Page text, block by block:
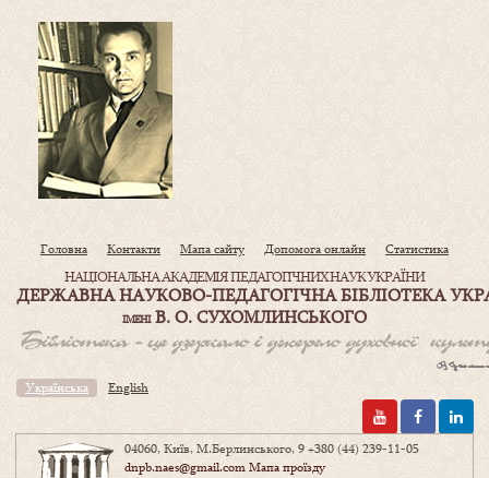
Головна Контакти Мапа сайту Допомога онлайн Статистика
НАЦІОНАЛЬНА АКАДЕМІЯ ПЕДАГОГІЧНИХ НАУК УКРАЇНИ
ДЕРЖАВНА НАУКОВО-ПЕДАГОГІЧНА БІБЛІОТЕКА
ІМЕНІВ. О. СУХОМЛИНСЬКОГО
Українська English
04060, Київ, М.Берлинського, 9+380 (44) 239-11-05
dnpb.naes@gmail.comМапа проїзду